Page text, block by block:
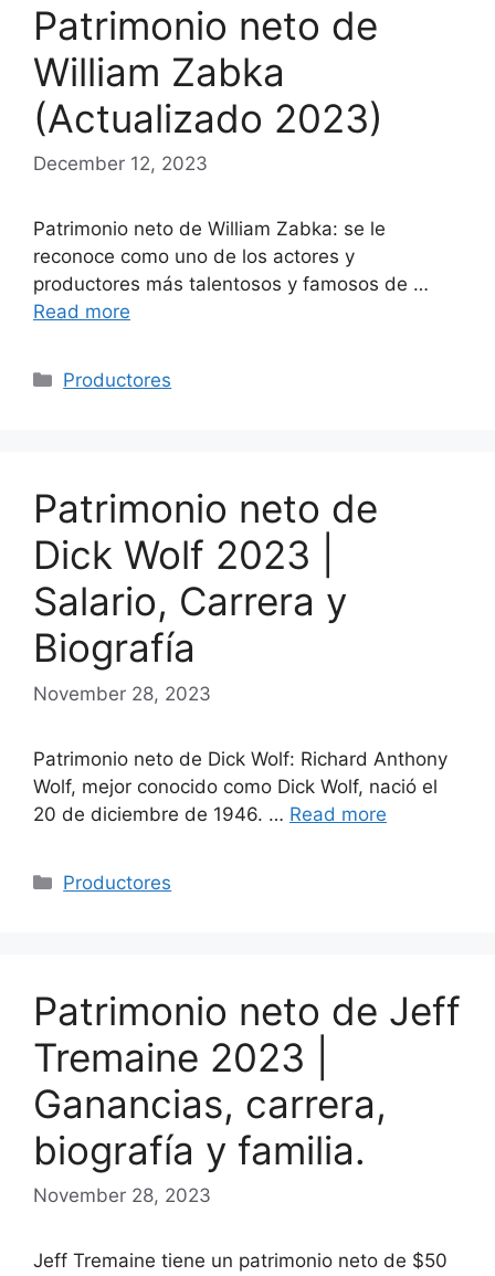
Patrimonio neto de
William Zabka
(Actualizado 2023)
December 12, 2023
Patrimonio neto de William Zabka: se le
reconoce como uno de los actores y
productores más talentosos y famosos de …
Read more
Categories
Productores
Patrimonio neto de
Dick Wolf 2023 |
Salario, Carrera y
Biografía
November 28, 2023
Patrimonio neto de Dick Wolf: Richard Anthony
Wolf, mejor conocido como Dick Wolf, nació el
20 de diciembre de 1946. … Read more
Categories
Productores
Patrimonio neto de Jeff
Tremaine 2023 |
Ganancias, carrera,
biografía y familia.
November 28, 2023
Jeff Tremaine tiene un patrimonio neto de $50